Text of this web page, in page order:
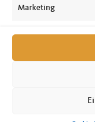
Marketing
YOUTUBEhttps://
Copyright © 2026 Tobias